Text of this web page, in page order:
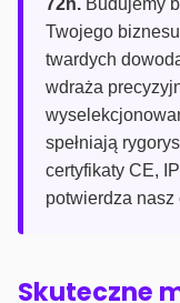
Twojego
twardych
wdraża
spełniają
certyfikaty CE,
potwierdza nasz
Skuteczne